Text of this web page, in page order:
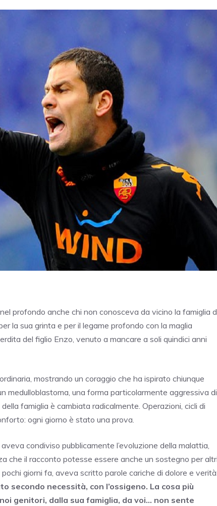
profondo anche chi non conosceva da vicino la famiglia
la sua grinta e per il legame profondo con la maglia
del figlio Enzo, venuto a mancare a soli quindici anni
mostrando un coraggio che ha ispirato chiunque
medulloblastoma, una forma particolarmente aggressiva di
famiglia è cambiata radicalmente. Operazioni, cicli di
ogni giorno è stato una prova.
condiviso pubblicamente l’evoluzione della malattia,
che il racconto potesse essere anche un sostegno per
giorni fa, aveva scritto parole cariche di dolore e
secondo necessità, con l’ossigeno. La cosa più
genitori, dalla sua famiglia, da voi… non sente